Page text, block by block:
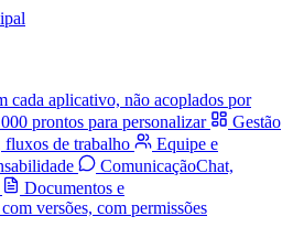
cada aplicativo, não acoplados por
prontos para personalizar
Gestão
fluxos de trabalho
Equipe e
ComunicaçãoChat,
Documentos e
versões, com permissões